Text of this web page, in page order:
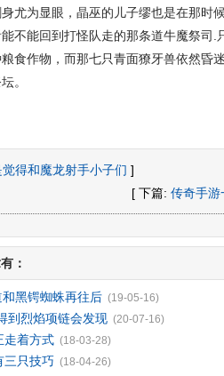
尤为显眼，晶巫的儿子缪也是在那时
不能回到打怪队走的那条道牛魔祭司.
食作物，而那七只青面獠牙兽依然昏
。
得和魔龙射手小子们 ]
[ 下篇: 传奇手游
：
黑锷蜘蛛再往后 (19-05-16)
到烈焰项链会发现 (20-07-16)
走着方式 (18-03-28)
三只技巧 (18-04-26)